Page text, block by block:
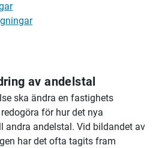
av andelstal
ska ändra en fastighets
för hur det nya
andra andelstal. Vid bildandet av
har det ofta tagits fram